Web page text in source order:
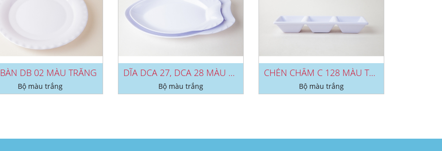
DB 02 MÀU TRẮNG
Bộ màu trắng
DĨA DCA 27, DCA 28 MÀU TRẮNG
Bộ màu trắng
CHÉN CHẤM C 128 MÀU TRẮNG
Bộ màu trắng